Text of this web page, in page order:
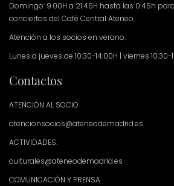
Domingo: 9.00H a 21.45H hasta las 0.45h
conciertos del Café Central Ateneo.
Atención a los socios en verano:
Lunes a jueves de 10:30-14:00H | viernes 10:30-
Contactos
ATENCIÓN AL SOCIO
atencionsocios@ateneodemadrid.es
ACTIVIDADES:
culturales@ateneodemadrid.es
COMUNICACIÓN Y PRENSA